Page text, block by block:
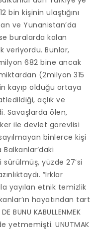
bin kişinin ulaştığını
ve Yunanistan’da
buralarda kalan
veriyordu. Bunlar,
682 bine ancak
(2milyon 315
kayıp olduğu ortaya
açlık ve
Savaşlarda ölen,
ile devlet görevlisi
binlerce kişi
yüzde 27’si
”Irklar
yayılan etnik temizlik
hayatından tart
BUNU KABULLENMEK
yetmemişti. UNUTMAK